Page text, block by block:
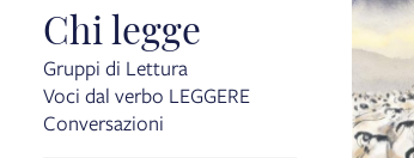
Chi legge
Gruppi di Lettura
Voci dal verbo LEGGERE
Conversazioni